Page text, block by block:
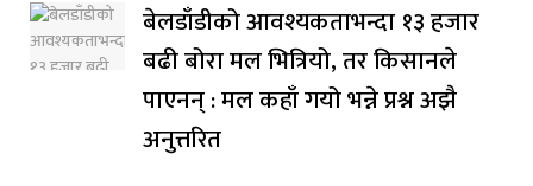
बेलडाँडीको आवश्यकताभन्दा १३ हजार
बढी बोरा मल भित्रियो, तर किसानले
पाएनन् : मल कहाँ गयो भन्ने प्रश्न अझै
अनुत्तरित